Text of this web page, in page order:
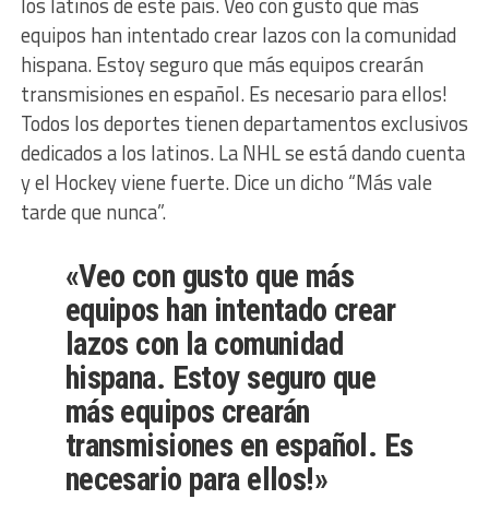
equipos han intentado crear lazos con la comunidad
hispana. Estoy seguro que más equipos crearán
transmisiones en español. Es necesario para ellos!
Todos los deportes tienen departamentos exclusivos
dedicados a los latinos. La NHL se está dando cuenta
y el Hockey viene fuerte. Dice un dicho “Más vale
tarde que nunca”.
«Veo con gusto que más
equipos han intentado crear
lazos con la comunidad
hispana. Estoy seguro que
más equipos crearán
transmisiones en español. Es
necesario para ellos!»